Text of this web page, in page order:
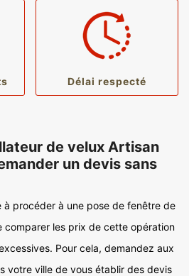
Délai respecté
de velux Artisan
un devis sans
à procéder à une pose de fenêtre de
comparer les prix de cette opération
Pour cela, demandez aux
votre ville de vous établir des devis